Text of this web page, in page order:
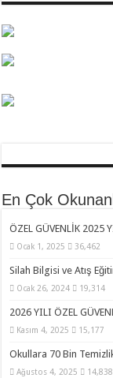
En Çok
ÖZEL GÜVENLİK 2025
Ocak 1, 2025 36,462
Silah Bilgisi ve Atış
Ocak 26, 2024 19,314
2026 YILI ÖZEL
Kasım 4, 2025 15,177
Okullara 70 Bin
Ağustos 4, 2025 14,838